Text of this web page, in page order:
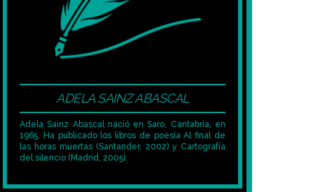
ADELA SAINZ ABASCAL
Adela Sainz Abascal nació en Saro, Cantabria, en
1965. Ha publicado los libros de poesía Al final de
las horas muertas (Santander, 2002) y Cartografía
del silencio (Madrid, 2005).